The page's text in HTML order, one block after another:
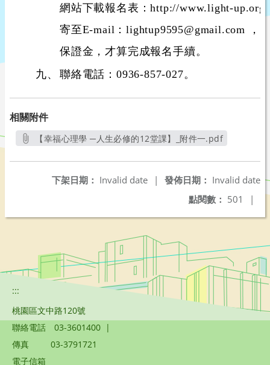
網站下載報名表：http://www.light-
寄至E-mail：lightup9595@gmail.com ，
保證金，才算完成報名手續。
九、 聯絡電話：0936-857-027。
相關附件
【幸福心理學 ─人生必修的12堂課】_附件一.pdf
發佈日期： Invalid date
下架日期： Invalid date
|
點閱數： 501 |
:::
桃園區文中路120號
聯絡電話
03-3601400 |
傳真
03-3791721
電子信箱